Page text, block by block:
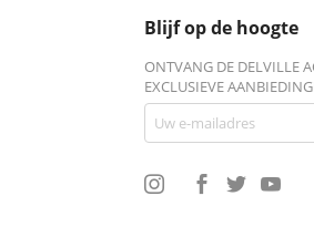
Blijf op de hoogte
ONTVANG DE DELVILLE
EXCLUSIEVE